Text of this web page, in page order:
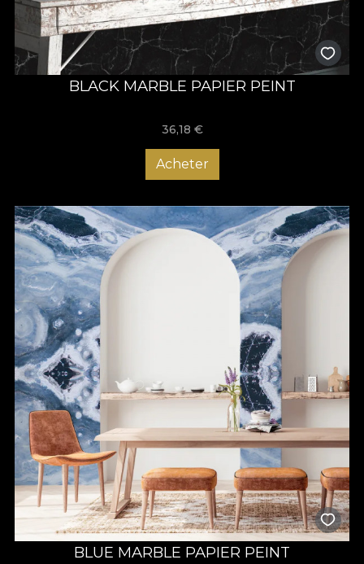
BLACK MARBLE PAPIER PEINT
36,18 €
Acheter
BLUE MARBLE PAPIER PEINT